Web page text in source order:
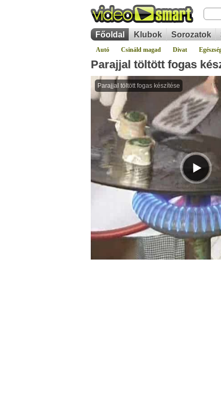
Főoldal Klubok Sorozatok
Autó Csináld magad Divat
Parajjal töltött fogas